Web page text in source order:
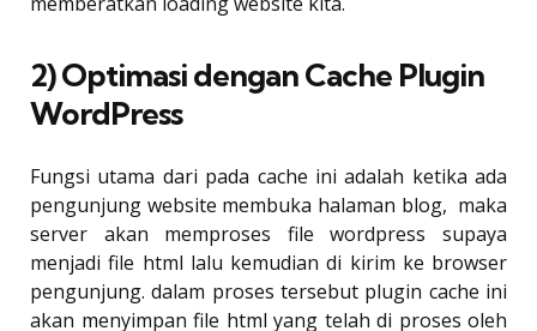
2) Optimasi dengan Cache Plugin
WordPress
Fungsi utama dari pada cache ini adalah ketika ada
pengunjung website membuka halaman blog, maka
server akan memproses file wordpress supaya
menjadi file html lalu kemudian di kirim ke browser
pengunjung. dalam proses tersebut plugin cache ini
akan menyimpan file html yang telah di proses oleh